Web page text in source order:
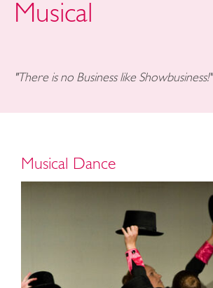
Musical
"There is no Business like Showbusiness!"
Musical Dance